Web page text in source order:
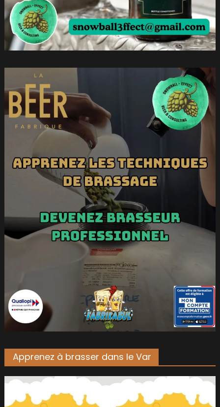
Apprenez à brasser dans le Var